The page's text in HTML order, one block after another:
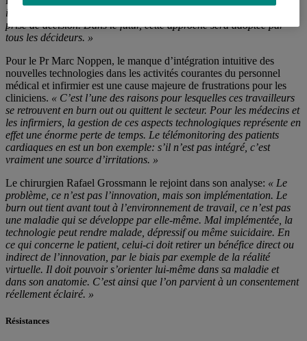
implique que les patients accèdent aux plus hauts niveaux de la
prise de décision. Dans le futur, cette approche sera adoptée par
tous les décideurs. »
Pour le Pr Marc Noppen, le manque d’intégration intuitive des
nouvelles technologies dans les activités courantes du personnel
médical et infirmier est une cause majeure de frustrations pour les
cliniciens. « C’est l’une des raisons pour lesquelles ces travailleurs
se retrouvent en burn out ou quittent le secteur. Pour les médecins et
les infirmiers, la gestion de ces aspects technologiques représente en
effet une énorme perte de temps. Le télémonitoring des patients
cardiaques en est un bon exemple: s’il n’est pas intégré, c’est
vraiment une source d’irritations. »
Le chirurgien Rafael Grossmann le rejoint dans son analyse: « Le
problème, ce n’est pas l’innovation, mais son implémentation. Le
burn out tient avant tout à l’environnement de travail, ce n’est pas
une maladie qui se développe par elle-même. Mal implémentée, la
technologie peut rendre malade, dépressif ou même suicidaire. En
ce qui concerne le patient, celui-ci doit retirer un bénéfice direct ou
indirect de l’innovation, par le biais par exemple de la réalité
virtuelle. Il doit pouvoir s’orienter lui-même dans sa maladie et
dans son anatomie. C’est ainsi que l’on parvient à un consentement
réellement éclairé. »
Résistances